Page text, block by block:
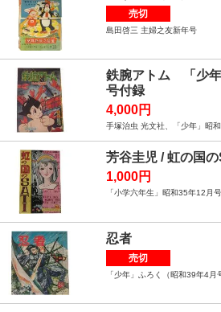
売切
島田啓三 主婦之友新年号
鉄腕アトム 「少年
号付録
4,000円
手塚治虫 光文社、「少年」昭
芳谷圭児 / 虹の国の
1,000円
「小学六年生」昭和35年12月
忍者
売切
「少年」ふろく（昭和39年4月